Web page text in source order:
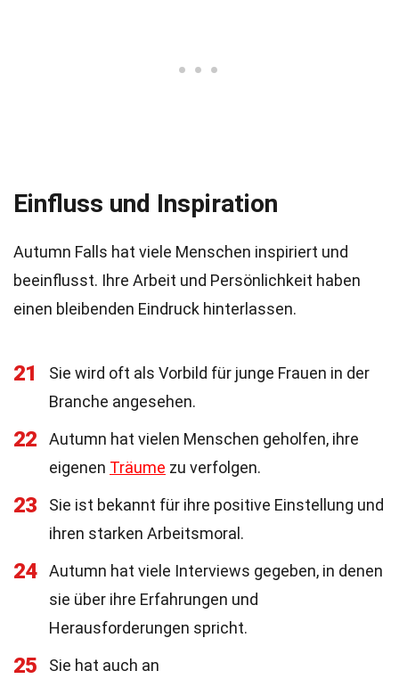
Einfluss und Inspiration
Autumn Falls hat viele Menschen inspiriert und
beeinflusst. Ihre Arbeit und Persönlichkeit haben
einen bleibenden Eindruck hinterlassen.
21
Sie wird oft als Vorbild für junge Frauen in der
Branche angesehen.
22
Autumn hat vielen Menschen geholfen, ihre
eigenen Träume zu verfolgen.
23
Sie ist bekannt für ihre positive Einstellung und
ihren starken Arbeitsmoral.
24
Autumn hat viele Interviews gegeben, in denen
sie über ihre Erfahrungen und
Herausforderungen spricht.
25
Sie hat auch an